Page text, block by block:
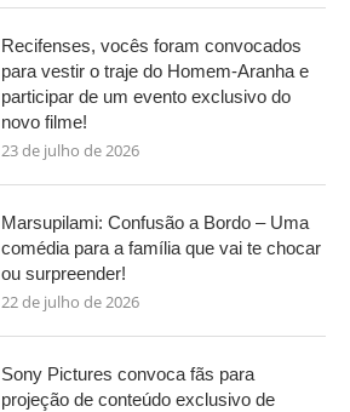
Recifenses, vocês foram convocados
para vestir o traje do Homem-Aranha e
participar de um evento exclusivo do
novo filme!
23 de julho de 2026
Marsupilami: Confusão a Bordo – Uma
comédia para a família que vai te chocar
ou surpreender!
22 de julho de 2026
Sony Pictures convoca fãs para
projeção de conteúdo exclusivo de